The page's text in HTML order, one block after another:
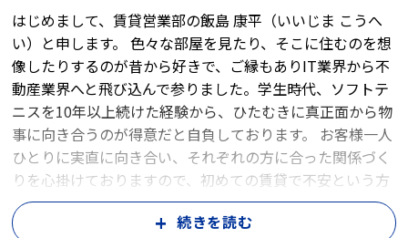
はじめまして、賃貸営業部の飯島 康平（いいじま こうへ
い）と申します。 色々な部屋を見たり、そこに住むのを想
像したりするのが昔から好きで、ご縁もありIT業界から不
動産業界へと飛び込んで参りました。学生時代、ソフトテ
ニスを10年以上続けた経験から、ひたむきに真正面から物
事に向き合うのが得意だと自負しております。 お客様一人
ひとりに実直に向き合い、それぞれの方に合った関係づく
りを心掛けておりますので、初めての賃貸で不安という方
も、ぜひご安心してお問い合わせくださいませ。 お客様が
本当に住みたいと思えるお部屋を見つけられるよう精一杯
続きを読む